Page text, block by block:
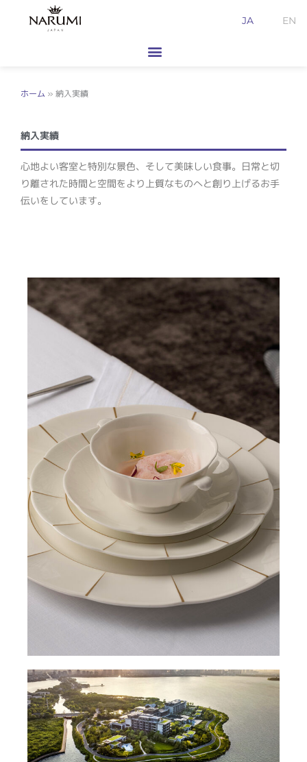
JA EN
ホーム » 納入実績
納入実績
心地よい客室と特別な景色、そして美味しい食事。日常と切
り離された時間と空間をより上質なものへと創り上げるお手
伝いをしています。